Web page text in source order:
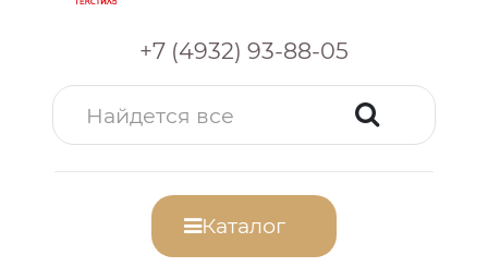
+7 (4932) 93-88-05
Каталог